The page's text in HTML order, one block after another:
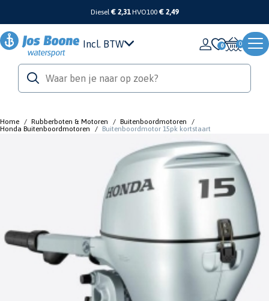
Diesel€ 2,31 HVO100 € 2,49
Incl. BTW 0
Home / Rubberboten & Motoren / Buitenboordmotoren
/
Honda Buitenboordmotoren
/ Buitenboordmotor 15pk kortstaart
Buitenboordmotor 15pk kortstaart